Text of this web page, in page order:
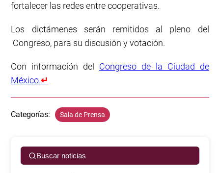
fortalecer las redes entre cooperativas.
Los dictámenes serán remitidos al pleno del
Congreso, para su discusión y votación.
Con información del Congreso de la Ciudad de
México.↵
Categorías: Sala de Prensa
Buscar noticias